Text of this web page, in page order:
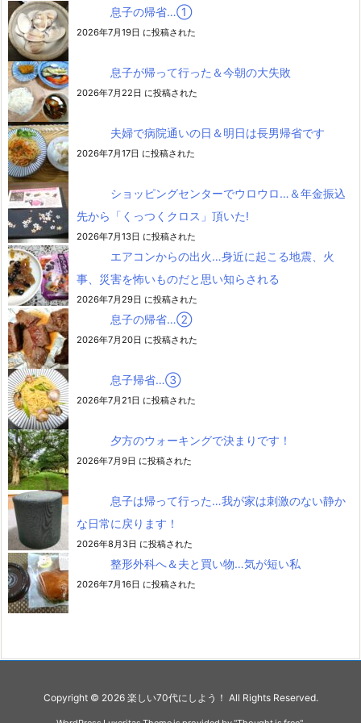
息子の帰省…➀
2026年7月19日 に投稿された
息子が帰って行った＆今朝の大失敗
2026年7月22日 に投稿された
夫婦で病院通いの日＆明日は長男帰省です
2026年7月17日 に投稿された
ショッピングセンターでウロウロ…＆年金振込
先から「くっつくクロス」頂いた!
2026年7月13日 に投稿された
エアコンからの出火…身近に起こる地震、火
事、災害を怖いものだと思い知らされる
2026年7月29日 に投稿された
息子の帰省…②
2026年7月20日 に投稿された
息子帰省…③
2026年7月21日 に投稿された
夕方のウォーキングで決まりです！
2026年7月9日 に投稿された
息子は帰って行った…我が家は刺激のない静か
な日常に戻ります！
2026年8月3日 に投稿された
整形外科へ＆夫と買い物…気が短い私
2026年7月16日 に投稿された
Copyright © 2026 楽しい70代にしよう！ All Rights Reserved.